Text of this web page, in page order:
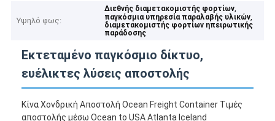
Υψηλό φως:
Διεθνής διαμετακομιστής φορτίων,
παγκόσμια υπηρεσία παραλαβής υλικών,
διαμετακομιστής φορτίων ηπειρωτικής
παράδοσης
Εκτεταμένο παγκόσμιο δίκτυο,
ευέλικτες λύσεις αποστολής
Κίνα Χονδρική Αποστολή Ocean Freight Container Τιμές
αποστολής μέσω Ocean to USA Atlanta Iceland